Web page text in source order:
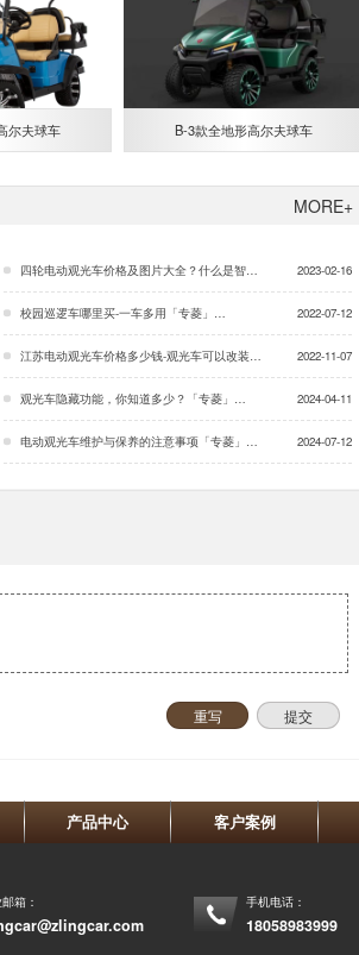
尔夫球车 B-3款全地形高尔夫球车
MORE+
四轮电动观光车价格及图片大全？什么是智能车载充电机「专菱」… 2023-02-16
校园巡逻车哪里买-一车多用「专菱」… 2022-07-12
江苏电动观光车价格多少钱-观光车可以改装吗「专菱」… 2022-11-07
观光车隐藏功能，你知道多少？「专菱」… 2024-04-11
电动观光车维护与保养的注意事项「专菱」… 2024-07-12
重写 提交
产品中心 客户案例
箱： 手机电话：
18058983999